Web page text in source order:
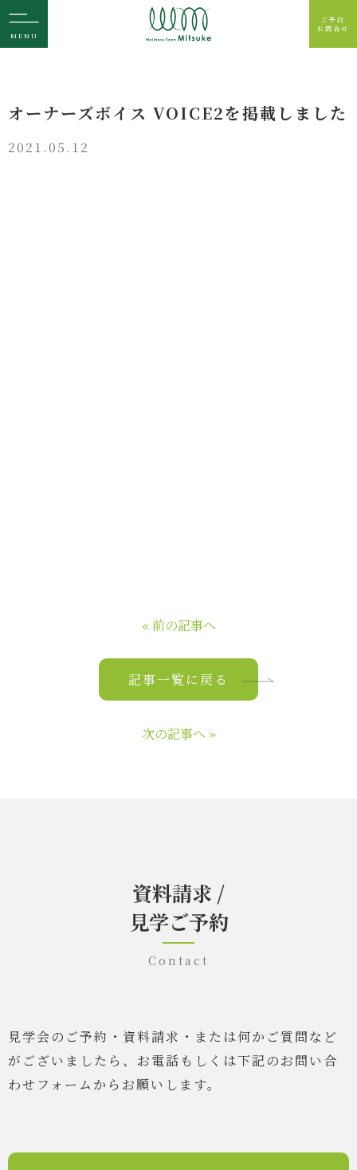
MENU
ご予約
お問合せ
オーナーズボイス VOICE2を掲載しました
2021.05.12
« 前の記事へ
記事一覧に戻る
次の記事へ »
資料請求 /
見学ご予約
Contact
見学会のご予約・資料請求・または何かご質問など
がございましたら、 お電話もしくは下記のお問い合
わせフォームからお願いします。